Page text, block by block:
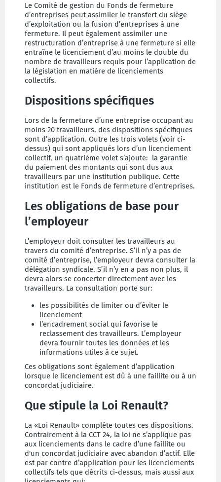
Le Comité de gestion du Fonds de fermeture
d’entreprises peut assimiler le transfert du siège
d’exploitation ou la fusion d’entreprises à une
fermeture. Il peut également assimiler une
restructuration d’entreprise à une fermeture si elle
entraîne le licenciement d’au moins le double du
nombre de travailleurs requis pour l’application de
la législation en matière de licenciements
collectifs.
Dispositions spécifiques
Lors de la fermeture d’une entreprise occupant au
moins 20 travailleurs, des dispositions spécifiques
sont d’application. Outre les trois volets (voir ci-
dessus) qui sont appliqués lors d’un licenciement
collectif, un quatrième volet s’ajoute: la garantie
du paiement des montants qui sont dus aux
travailleurs par une institution publique. Cette
institution est le Fonds de fermeture d’entreprises.
Les obligations de base pour
l’employeur
L’employeur doit consulter les travailleurs au
travers du comité d’entreprise. S’il n’y a pas de
comité d’entreprise, l’employeur devra consulter la
délégation syndicale. S’il n’y en a pas non plus, il
devra alors se concerter directement avec les
travailleurs. La consultation porte sur:
les possibilités de limiter ou d’éviter le
licenciement
l’encadrement social qui favorise le
reclassement des travailleurs. L’employeur
devra fournir toutes les données et les
informations utiles à ce sujet.
Ces obligations sont également d’application
lorsque le licenciement est dû à une faillite ou à un
concordat judiciaire.
Que stipule la Loi Renault?
La «Loi Renault» complète toutes ces dispositions.
Contrairement à la CCT 24, la loi ne s’applique pas
aux licenciements dans le cadre d’une faillite ou
d'un concordat judiciaire avec abandon d’actif. Elle
est par contre d’application pour les licenciements
collectifs tels que décrits ci-dessus, mais aussi aux